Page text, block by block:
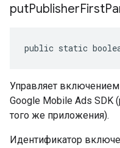
putPublisherFirst
public static
Управляет
Google Mobile Ads SDK
того же приложения).
Идентификатор